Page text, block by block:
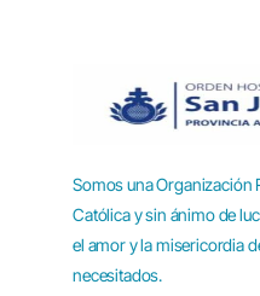
Somos una Organización
Católica y sin ánimo de
el amor y la misericordia
necesitados.